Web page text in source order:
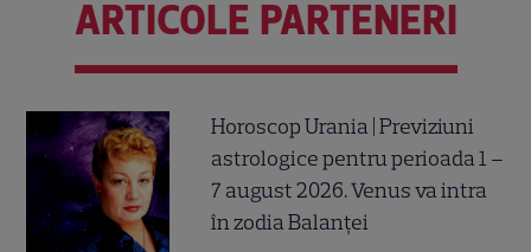
ARTICOLE PARTENERI
Horoscop Urania | Previziuni
astrologice pentru perioada 1 –
7 august 2026. Venus va intra
în zodia Balanței